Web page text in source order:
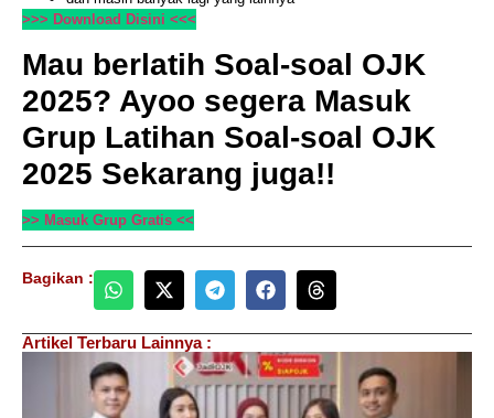
>>> Download Disini <<<
Mau berlatih Soal-soal OJK
2025? Ayoo segera Masuk
Grup Latihan Soal-soal OJK
2025 Sekarang juga!!
>> Masuk Grup Gratis <<
Bagikan :
Artikel Terbaru Lainnya :